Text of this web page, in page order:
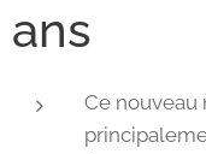
ans
Ce